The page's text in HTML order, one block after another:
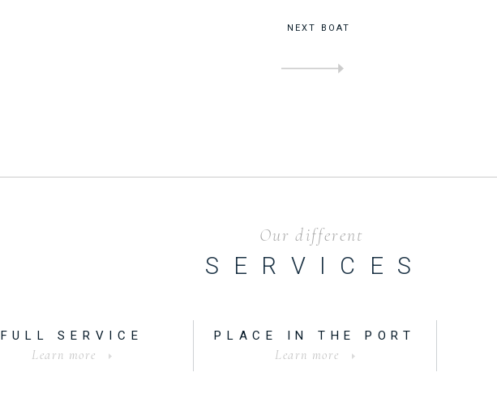
NEXT BOAT
Our different
SERVICES
FULL SERVICE
Learn more
PLACE IN THE PORT
Learn more